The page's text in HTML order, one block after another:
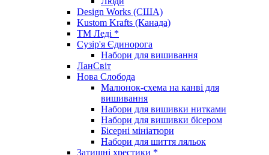
Design Works (США)
Kustom Krafts (Канада)
ТМ Леді *
Сузір'я Єдинорога
Набори для вишивання
ЛанСвіт
Нова Слобода
Малюнок-схема на канві для
вишивання
Набори для вишивки нитками
Набори для вишивки бісером
Бісерні мініатюри
Набори для шиття ляльок
Затишні хрестики *